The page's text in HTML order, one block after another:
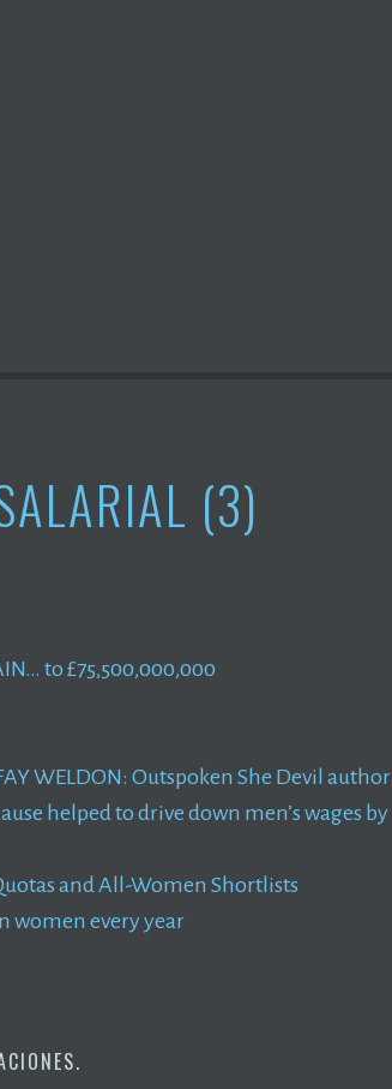
(3)
to £75,500,000,000
WELDON: Outspoken She Devil author
helped to drive down men’s wages by
and All-Women Shortlists
women every year
.